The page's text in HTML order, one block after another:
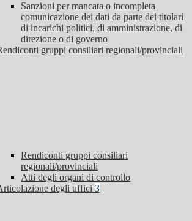
Sanzioni per mancata o incompleta
comunicazione dei dati da parte dei titolari
di incarichi politici, di amministrazione, di
direzione o di governo
gruppi consiliari regionali/provinciali
Rendiconti gruppi consiliari
regionali/provinciali
Atti degli organi di controllo
degli uffici 3